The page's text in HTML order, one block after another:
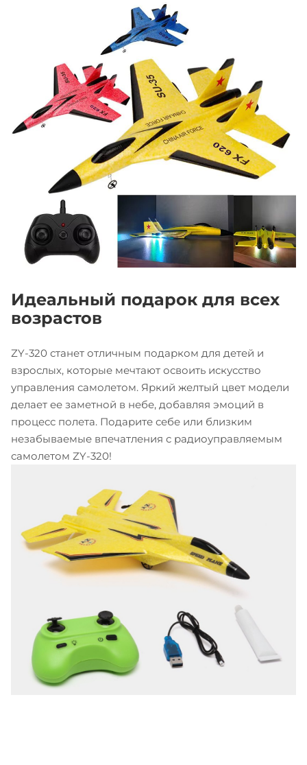
Идеальный подарок для всех
возрастов
ZY-320 станет отличным подарком для детей и
взрослых, которые мечтают освоить искусство
управления самолетом. Яркий желтый цвет модели
делает ее заметной в небе, добавляя эмоций в
процесс полета. Подарите себе или близким
незабываемые впечатления с радиоуправляемым
самолетом ZY-320!